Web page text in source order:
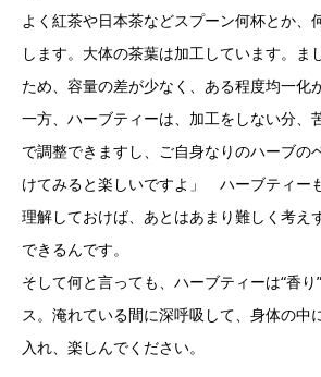
よく紅茶や日本茶などスプーン何杯とか、
します。大体の茶葉は加工しています。ま
ため、容量の差が少なく、ある程度均一化
一方、ハーブティーは、加工をしない分、
で調整できますし、ご自身なりのハーブの
けてみると楽しいですよ」 ハーブティー
理解しておけば、あとはあまり難しく考え
できるんです。
そして何と言っても、ハーブティーは“香
ス。淹れている間に深呼吸して、身体の中
入れ、楽しんでください。